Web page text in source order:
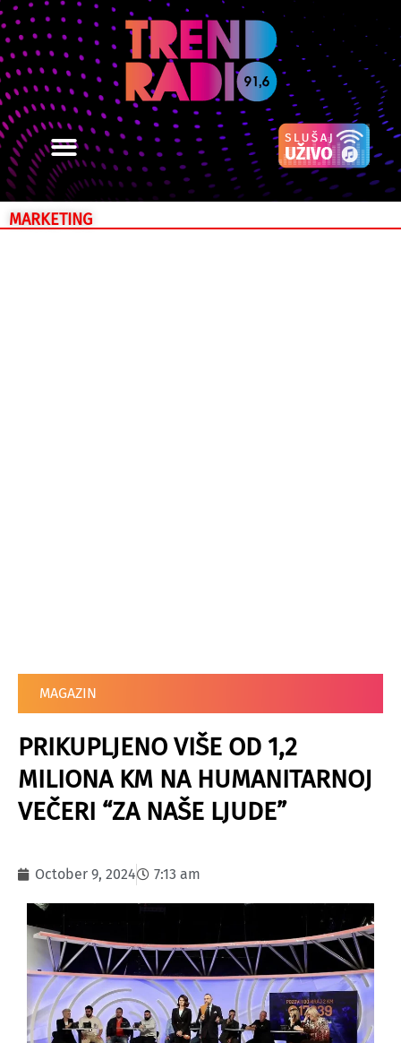
MARKETING
MAGAZIN
PRIKUPLJENO VIŠE OD 1,2
MILIONA KM NA HUMANITARNOJ
VEČERI “ZA NAŠE LJUDE”
October 9, 2024 7:13 am